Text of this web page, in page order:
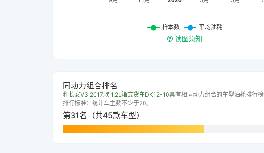
读图须知
同动力组合排名
和长安V3 2017款 1.2L箱式货车DK12-10具有相同动力组合的车型油耗排行榜
排行标准：统计车主数不少于20。
第31名（共45款车型）